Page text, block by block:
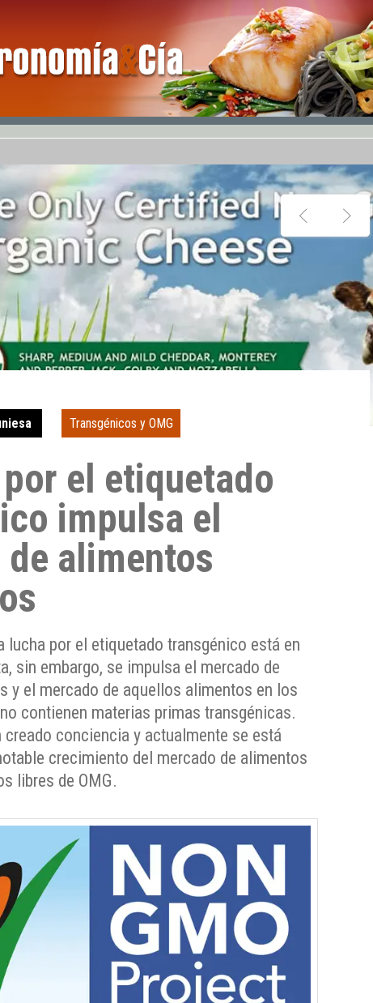
Transgénicos y OMG
el etiquetado
impulsa el
alimentos
lucha por el etiquetado transgénico está en
sin embargo, se impulsa el mercado de
y el mercado de aquellos alimentos en los
contienen materias primas transgénicas.
creado conciencia y actualmente se está
crecimiento del mercado de alimentos
libres de OMG.